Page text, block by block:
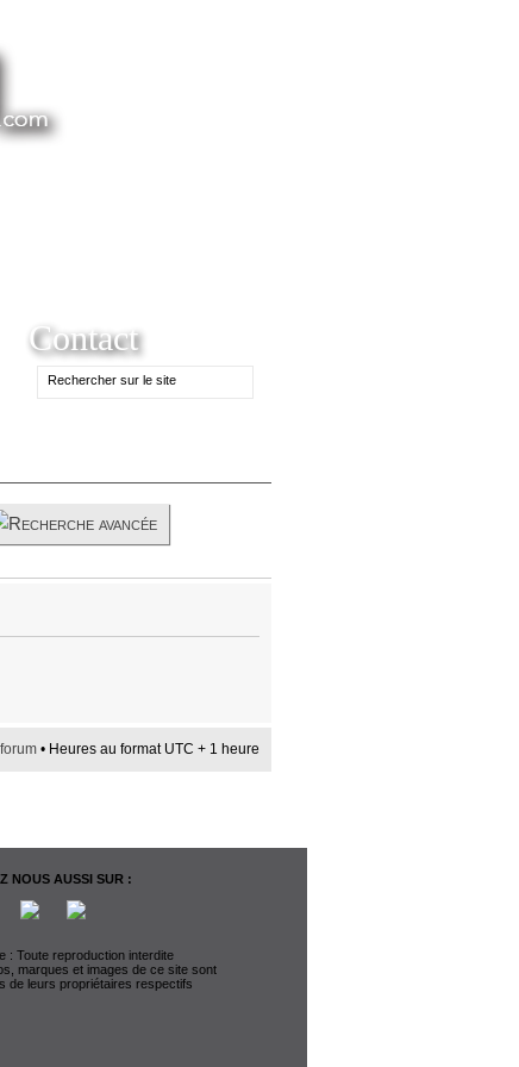
Contact
• Heures au format UTC + 1 heure
NOUS AUSSI SUR :
: Toute reproduction interdite
marques et images de ce site sont
de leurs propriétaires respectifs